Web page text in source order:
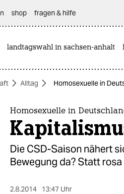
shop fragen & hilfe
landtagswahl in sachsen-anhalt
Alltag Homosexuelle in
Homosexuelle in
Die CSD-Saison nähert
Bewegung da? Statt
2.8.2014 13:47 Uhr